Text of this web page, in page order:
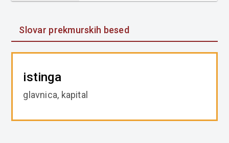
Slovar prekmurskih besed
istinga
glavnica, kapital